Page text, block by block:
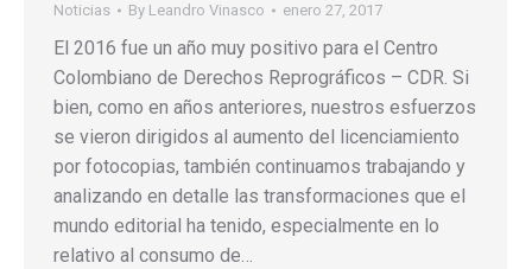
Noticias By Leandro Vinasco enero 27, 2017
El 2016 fue un año muy positivo para el Centro
Colombiano de Derechos Reprográficos – CDR. Si
bien, como en años anteriores, nuestros esfuerzos
se vieron dirigidos al aumento del licenciamiento
por fotocopias, también continuamos trabajando y
analizando en detalle las transformaciones que el
mundo editorial ha tenido, especialmente en lo
relativo al consumo de…